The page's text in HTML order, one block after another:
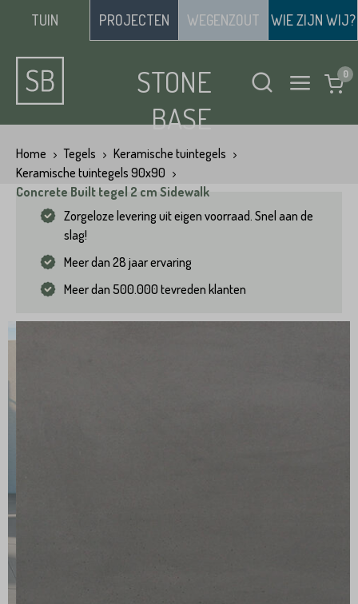
TUIN PROJECTEN WEGENZOUT WIE ZIJN WIJ?
STONE
BASE
Home Tegels
Keramische tuintegels
Keramische tuintegels 90x90
Concrete Built tegel 2 cm Sidewalk
Zorgeloze levering uit eigen voorraad. Snel aan de
slag!
Meer dan 28 jaar ervaring
Meer dan 500.000 tevreden klanten